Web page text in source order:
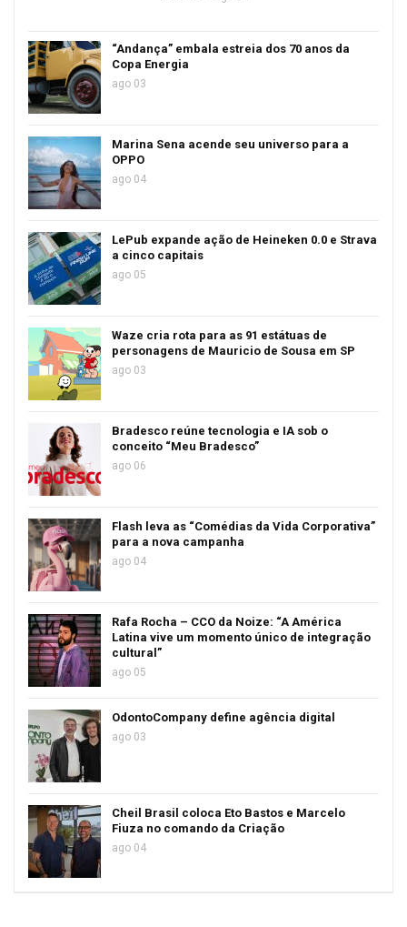
“Andança” embala estreia dos 70 anos da
Copa Energia
ago 03
Marina Sena acende seu universo para a
OPPO
ago 04
LePub expande ação de Heineken 0.0 e Strava
a cinco capitais
ago 05
Waze cria rota para as 91 estátuas de
personagens de Mauricio de Sousa em SP
ago 03
Bradesco reúne tecnologia e IA sob o
conceito “Meu Bradesco”
ago 06
Flash leva as “Comédias da Vida Corporativa”
para a nova campanha
ago 04
Rafa Rocha – CCO da Noize: “A América
Latina vive um momento único de integração
cultural”
ago 05
OdontoCompany define agência digital
ago 03
Cheil Brasil coloca Eto Bastos e Marcelo
Fiuza no comando da Criação
ago 04